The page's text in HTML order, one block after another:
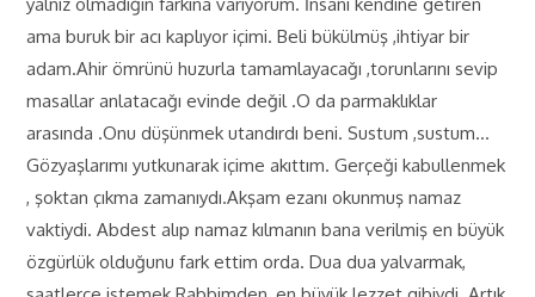
ama buruk bir acı kaplıyor içimi. Beli bükülmüş ,ihtiyar bir
adam.Ahir ömrünü huzurla tamamlayacağı ,torunlarını sevip
masallar anlatacağı evinde değil .O da parmaklıklar
arasında .Onu düşünmek utandırdı beni. Sustum ,sustum…
Gözyaşlarımı yutkunarak içime akıttım. Gerçeği kabullenmek
, şoktan çıkma zamanıydı.Akşam ezanı okunmuş namaz
vaktiydi. Abdest alıp namaz kılmanın bana verilmiş en büyük
özgürlük olduğunu fark ettim orda. Dua dua yalvarmak,